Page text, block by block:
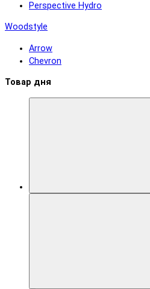
Perspective Hydro
Woodstyle
Arrow
Chevron
Товар дня